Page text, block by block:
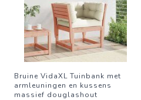
Bruine VidaXL Tuinbank met
armleuningen en kussens
massief douglashout